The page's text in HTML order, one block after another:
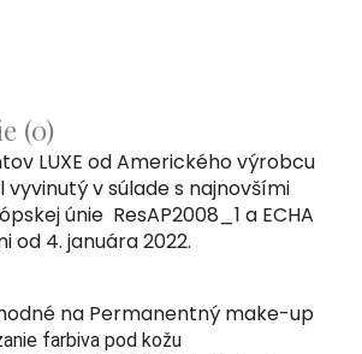
(0)
LUXE od Amerického výrobcu
vyvinutý v súlade s najnovšími
únie ResAP2008_1 a ECHA
od 4. januára 2022.
na Permanentný make-up
farbiva pod kožu